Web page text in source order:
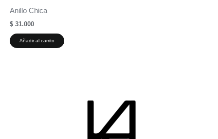
Anillo Chica
$ 31.000
Añadir al carrito